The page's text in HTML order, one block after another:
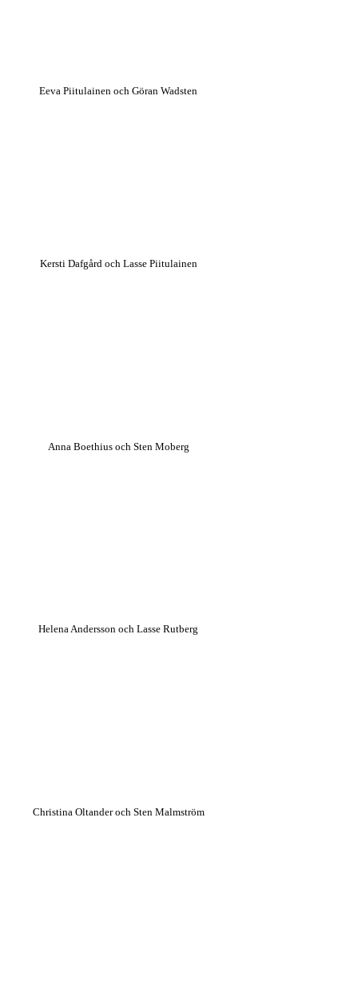
Eeva Piitulainen och Göran Wadsten
Kersti Dafgård och Lasse Piitulainen
Anna Boethius och Sten Moberg
Helena Andersson och Lasse Rutberg
Christina Oltander och Sten Malmström